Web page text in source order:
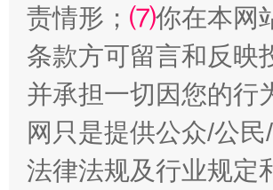
责情形； ⑺你在本网
条款方可留言和反映
并承担一切因您的行
网只是提供公众/公
法律法规及行业规定